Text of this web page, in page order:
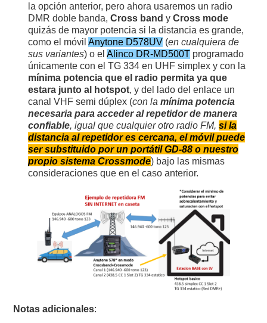
la opción anterior, pero ahora usaremos un radio
DMR doble banda,Cross band yCross mode
quizás de mayor potencia si la distancia es grande,
como el móvilAnytone D578UV (en cualquiera de
sus variantes) o elAlinco DR-MD500T programado
únicamente con el TG 334 en UHF simplex y con la
mínima potencia que el radio permita ya que
estara junto al hotspot, y del lado del enlace un
canal VHF semi dúplex (con lamínima potencia
necesaria para acceder al repetidor de manera
confiable, igual que cualquier otro radio FM,si la
distancia al repetidor es cercana, el móvil puede
ser substituido por un portátil GD-88 o nuestro
propio sistema Crossmode) bajo las mismas
consideraciones que en el caso anterior.
Notas adicionales: